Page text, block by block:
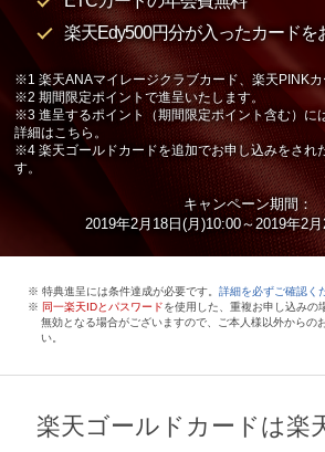
楽天Edy500円分が入ったカードを
※1 楽天ANAマイレージクラブカード、楽天PINKカ
※2 期間限定ポイントで進呈いたします。
※3 進呈するポイント（期間限定ポイント含む）に
詳細はこちら。
※4 楽天ゴールドカードを追加でお申し込みをされ
す。
キャンペーン期間：
2019年2月18日(月)10:00～2019年2
※ 特典進呈には条件達成が必要です。詳細を必ずご確認く
※ 同一楽天IDとパスワードを使用した、重複お申し込みの
無効となる場合がございますので、ご本人様以外からの
い。
楽天ゴールドカードは楽